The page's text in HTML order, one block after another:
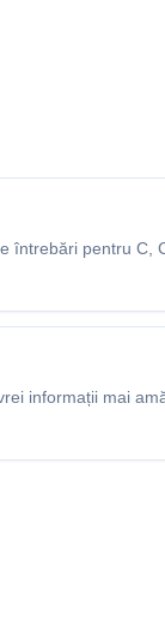
întrebări pentru C,
informații mai